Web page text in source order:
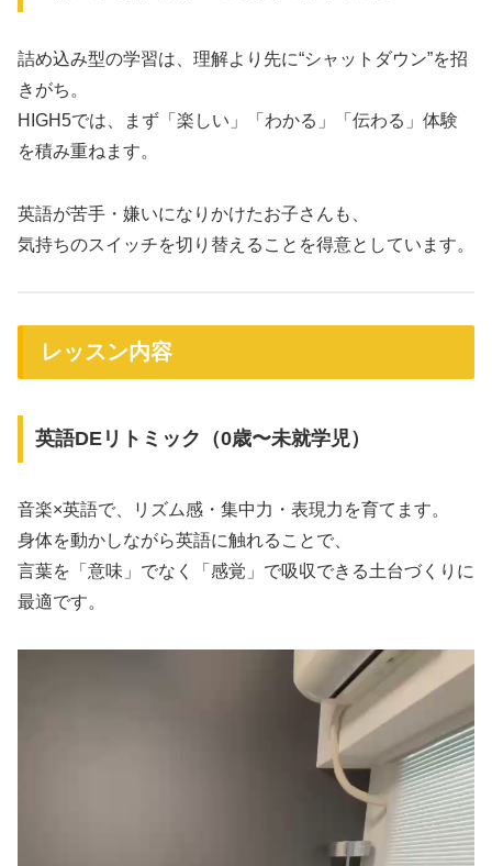
詰め込み型の学習は、理解より先に“シャットダウン”を招
きがち。
HIGH5では、まず「楽しい」「わかる」「伝わる」体験
を積み重ねます。
英語が苦手・嫌いになりかけたお子さんも、
気持ちのスイッチを切り替えることを得意としています。
レッスン内容
英語DEリトミック（0歳〜未就学児）
音楽×英語で、リズム感・集中力・表現力を育てます。
身体を動かしながら英語に触れることで、
言葉を「意味」でなく「感覚」で吸収できる土台づくりに
最適です。